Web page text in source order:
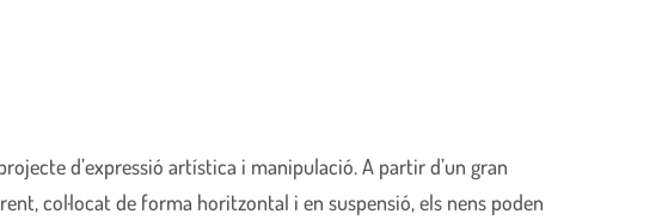
d’expressió artística i manipulació. A partir d’un gran
col·locat de forma horitzontal i en suspensió, els nens poden